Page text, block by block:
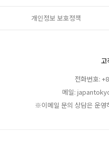
개인정보 보호정책
고
전화번호:
메일:
※이메일 문의 상담은 운영